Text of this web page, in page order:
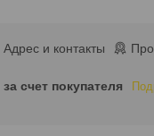
Адрес и контакты
за счет покупателя